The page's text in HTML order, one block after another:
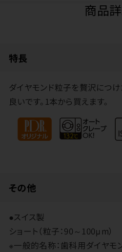
商品
特長
ダイヤモンド粒子を贅沢につ
良いです。1本から買えます。
その他
●スイス製
ショート（粒子：90～100μm）
※一般的名称：歯科用ダイヤモ